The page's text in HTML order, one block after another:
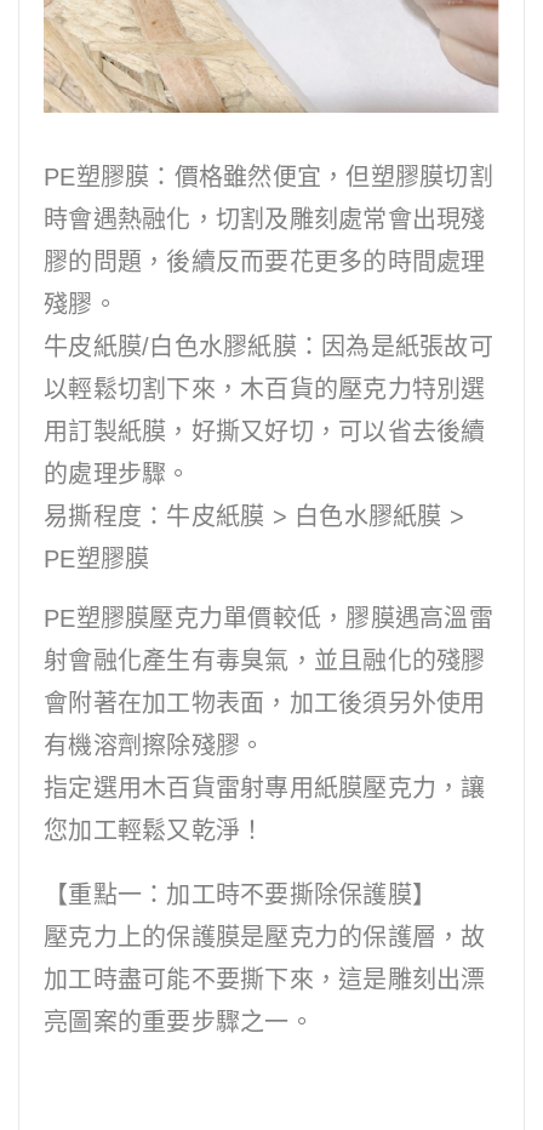
PE塑膠膜：價格雖然便宜，但塑膠膜切割
時會遇熱融化，切割及雕刻處常會出現殘
膠的問題，後續反而要花更多的時間處理
殘膠。
牛皮紙膜/白色水膠紙膜：因為是紙張故可
以輕鬆切割下來，木百貨的壓克力特別選
用訂製紙膜，好撕又好切，可以省去後續
的處理步驟。
易撕程度：牛皮紙膜 > 白色水膠紙膜 >
PE塑膠膜
PE塑膠膜壓克力單價較低，膠膜遇高溫雷
射會融化產生有毒臭氣，並且融化的殘膠
會附著在加工物表面，加工後須另外使用
有機溶劑擦除殘膠。
指定選用木百貨雷射專用紙膜壓克力，讓
您加工輕鬆又乾淨！
【重點一：加工時不要撕除保護膜】
壓克力上的保護膜是壓克力的保護層，故
加工時盡可能不要撕下來，這是雕刻出漂
亮圖案的重要步驟之一。